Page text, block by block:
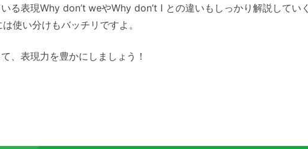
る表現Why don’t weやWhy don’t I との違いもしっかり解説していく
使い分けもバッチリですよ。
、表現力を豊かにしましょう！